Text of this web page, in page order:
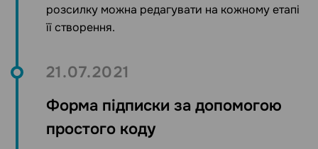
розсилку можна редагувати на кожному етапі
її створення.
21.07.2021
Форма підписки за допомогою
простого коду